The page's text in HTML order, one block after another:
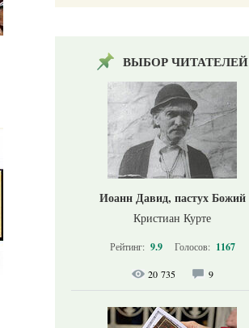
ВЫБОР ЧИТАТЕЛЕЙ
Иоанн Давид, пастух Божий
Кристиан Курте
Рейтинг: 9.9 Голосов: 1167
20 735 9